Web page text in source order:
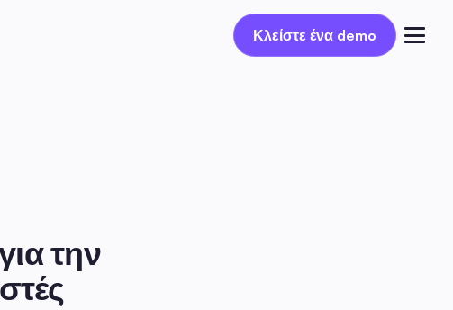
Κλείστε ένα demo
Κλείστε ένα demo
την